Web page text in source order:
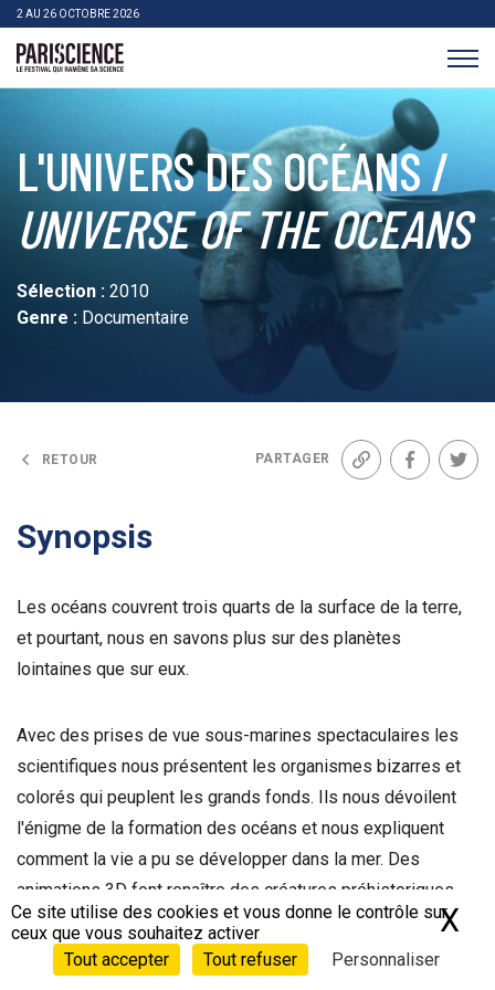
>Aller au contenu
2 AU 26 OCTOBRE 2026
L'UNIVERS DES OCÉANS /
UNIVERSE OF THE OCEANS
Sélection : 2010
Genre : Documentaire
RETOUR PARTAGER
Lien Facebook
Synopsis
Les océans couvrent trois quarts de la surface de la terre,
et pourtant, nous en savons plus sur des planètes
lointaines que sur eux.
Avec des prises de vue sous-marines spectaculaires les
scientifiques nous présentent les organismes bizarres et
colorés qui peuplent les grands fonds. Ils nous dévoilent
l'énigme de la formation des océans et nous expliquent
comment la vie a pu se développer dans la mer. Des
animations 3D font renaître des créatures préhistoriques
disparues depuis des millions d'années, et dont l'histoire a
une grande signification pour l'humanité.
Panneau de gestion des cookies
Ce site utilise des cookies et vous donne le contrôle sur
ceux que vous souhaitez activer
Tout accepter
Tout refuser Personnaliser
X